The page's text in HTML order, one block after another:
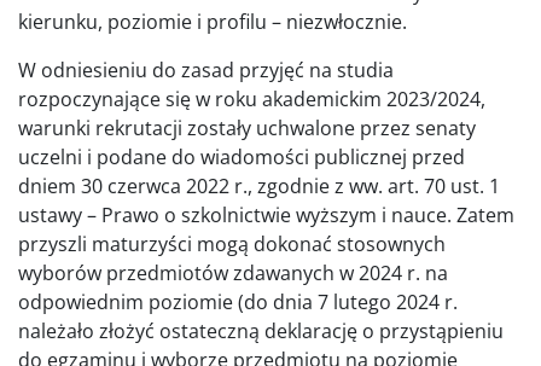
kierunku, poziomie i profilu – niezwłocznie.
W odniesieniu do zasad przyjęć na studia
rozpoczynające się w roku akademickim 2023/2024,
warunki rekrutacji zostały uchwalone przez senaty
uczelni i podane do wiadomości publicznej przed
dniem 30 czerwca 2022 r., zgodnie z ww. art. 70 ust. 1
ustawy – Prawo o szkolnictwie wyższym i nauce. Zatem
przyszli maturzyści mogą dokonać stosownych
wyborów przedmiotów zdawanych w 2024 r. na
odpowiednim poziomie (do dnia 7 lutego 2024 r.
należało złożyć ostateczną deklarację o przystąpieniu
do egzaminu i wyborze przedmiotu na poziomie